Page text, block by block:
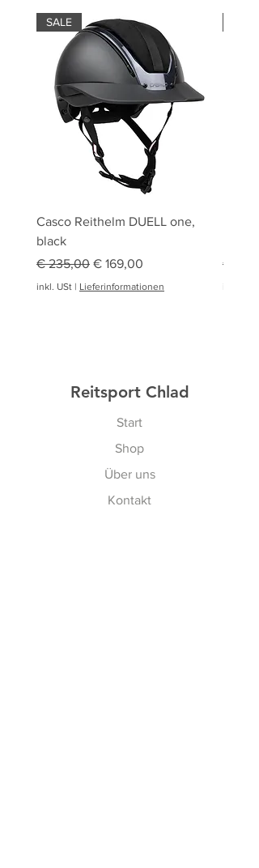
SALE
Casco Reithelm DUELL one,
black
Standardpreis
€ 235,00 Sale-Preis
€ 169,00
inkl. USt | Lieferinformationen
€
Reitsport Chlad
Start
Shop
Über uns
Kontakt